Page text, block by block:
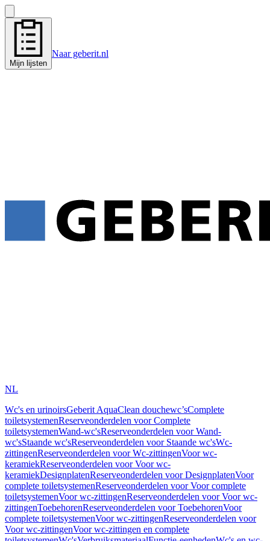
Mijn lijsten
Naar geberit.nl
NL
Wc's en urinoirsGeberit AquaClean douchewc’sComplete
toiletsystemenReserveonderdelen voor Complete
toiletsystemenWand-wc'sReserveonderdelen voor Wand-
wc'sStaande wc'sReserveonderdelen voor Staande wc'sWc-
zittingenReserveonderdelen voor Wc-zittingenVoor wc-
keramiekReserveonderdelen voor Voor wc-
keramiekDesignplatenReserveonderdelen voor DesignplatenVoor
complete toiletsystemenReserveonderdelen voor Voor complete
toiletsystemenVoor wc-zittingenReserveonderdelen voor Voor wc-
zittingenToebehorenReserveonderdelen voor ToebehorenVoor
complete toiletsystemenVoor wc-zittingenReserveonderdelen voor
Voor wc-zittingenVoor wc-zittingen en complete